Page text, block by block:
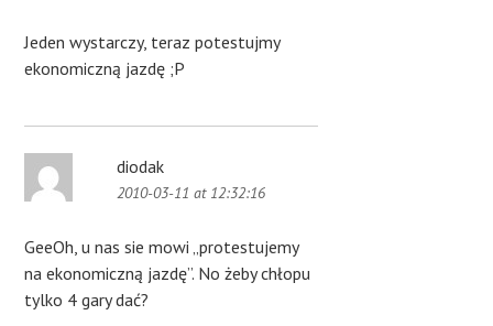
Jeden wystarczy, teraz potestujmy
ekonomiczną jazdę ;P
diodak
2010-03-11 at 12:32:16
GeeOh, u nas sie mowi „protestujemy
na ekonomiczną jazdę”. No żeby chłopu
tylko 4 gary dać?